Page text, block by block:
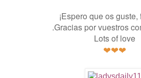
¡Espero que os
.Gracias por vuestros
Lots of love
❤❤❤